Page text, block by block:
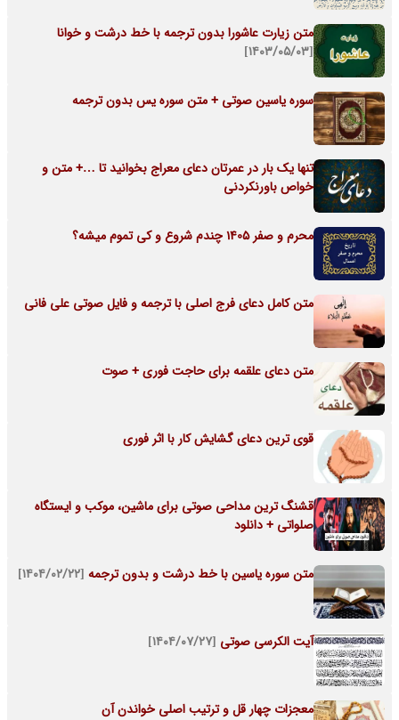
متن زیارت عاشورا بدون ترجمه با خط درشت و خوانا
[۱۴۰۳/۰۵/۰۳]
سوره یاسین صوتی + متن سوره یس بدون ترجمه
تنها یک بار در عمرتان دعای معراج بخوانید تا …+ متن و
خواص باورنکردنی
محرم و صفر 1405 چندم شروع و کی تموم میشه؟
متن کامل دعای فرج اصلی با ترجمه و فایل صوتی علی فانی
متن دعای علقمه برای حاجت فوری + صوت
قوی ترین دعای گشایش کار با اثر فوری
قشنگ ترین مداحی صوتی برای ماشین، موکب و ایستگاه
صلواتی + دانلود
متن سوره یاسین با خط درشت و بدون ترجمه [۱۴۰۴/۰۲/۲۲]
آیت الکرسی صوتی [۱۴۰۴/۰۷/۲۷]
معجزات چهار قل و ترتیب اصلی خواندن آن